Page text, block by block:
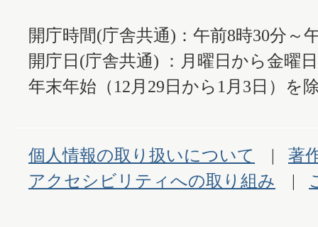
開庁時間(庁舎共通)：午前8時30分～
開庁日(庁舎共通) ：月曜日から金曜
年末年始（12月29日から1月3日）を
個人情報の取り扱いについて
著
アクセシビリティへの取り組み